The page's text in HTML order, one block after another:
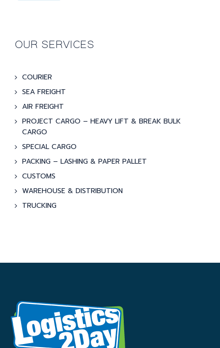
OUR SERVICES
COURIER
SEA FREIGHT
AIR FREIGHT
PROJECT CARGO – HEAVY LIFT & BREAK BULK
CARGO
SPECIAL CARGO
PACKING – LASHING & PAPER PALLET
CUSTOMS
WAREHOUSE & DISTRIBUTION
TRUCKING